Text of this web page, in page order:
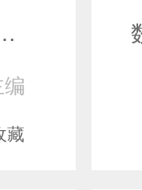
第三版）
藏